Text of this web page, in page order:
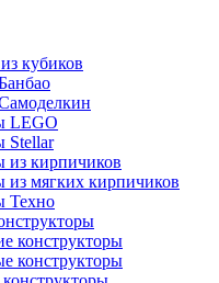
кубиков
LEGO
Stellar
из кирпичиков
из мягких кирпичиков
Техно
конструкторы
конструкторы